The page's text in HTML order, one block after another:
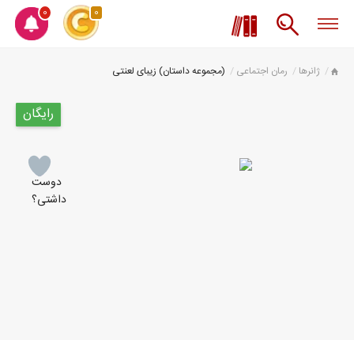
0 0
ژانرها رمان اجتماعی (مجموعه داستان) زیبای لعنتی
رایگان
دوست
داشتی؟